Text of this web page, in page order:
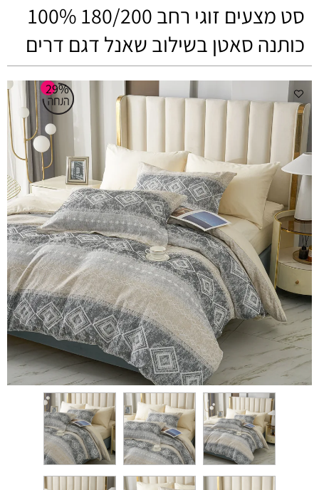
סט מצעים זוגי רחב 180/200 100%
כותנה סאטן בשילוב שאנל דגם דרים
29%